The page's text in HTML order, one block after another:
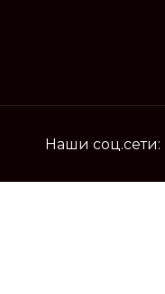
Наши соц.сети: